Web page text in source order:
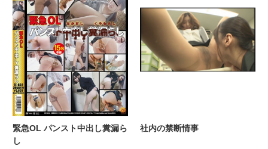
緊急OL パンスト中出し糞漏ら
し
社内の禁断情事